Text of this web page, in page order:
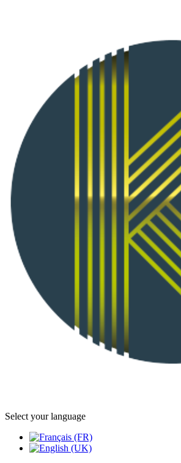
Select your language